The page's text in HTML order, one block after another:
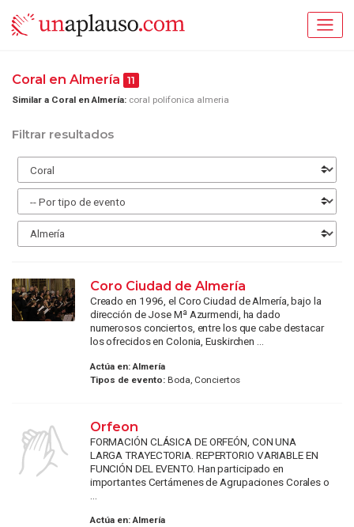
Coral en Almería 11
Similar a Coral en Almería: coral polifonica almeria
Filtrar resultados
Coro Ciudad de Almería
Creado en 1996, el Coro Ciudad de Almería, bajo la
dirección de Jose Mª Azurmendi, ha dado
numerosos conciertos, entre los que cabe destacar
los ofrecidos en Colonia, Euskirchen ...
Actúa en: Almería
Tipos de evento:Boda, Conciertos
Orfeon
FORMACIÓN CLÁSICA DE ORFEÓN, CON UNA
LARGA TRAYECTORIA. REPERTORIO VARIABLE EN
FUNCIÓN DEL EVENTO. Han participado en
importantes Certámenes de Agrupaciones Corales o
Actúa en: Almería